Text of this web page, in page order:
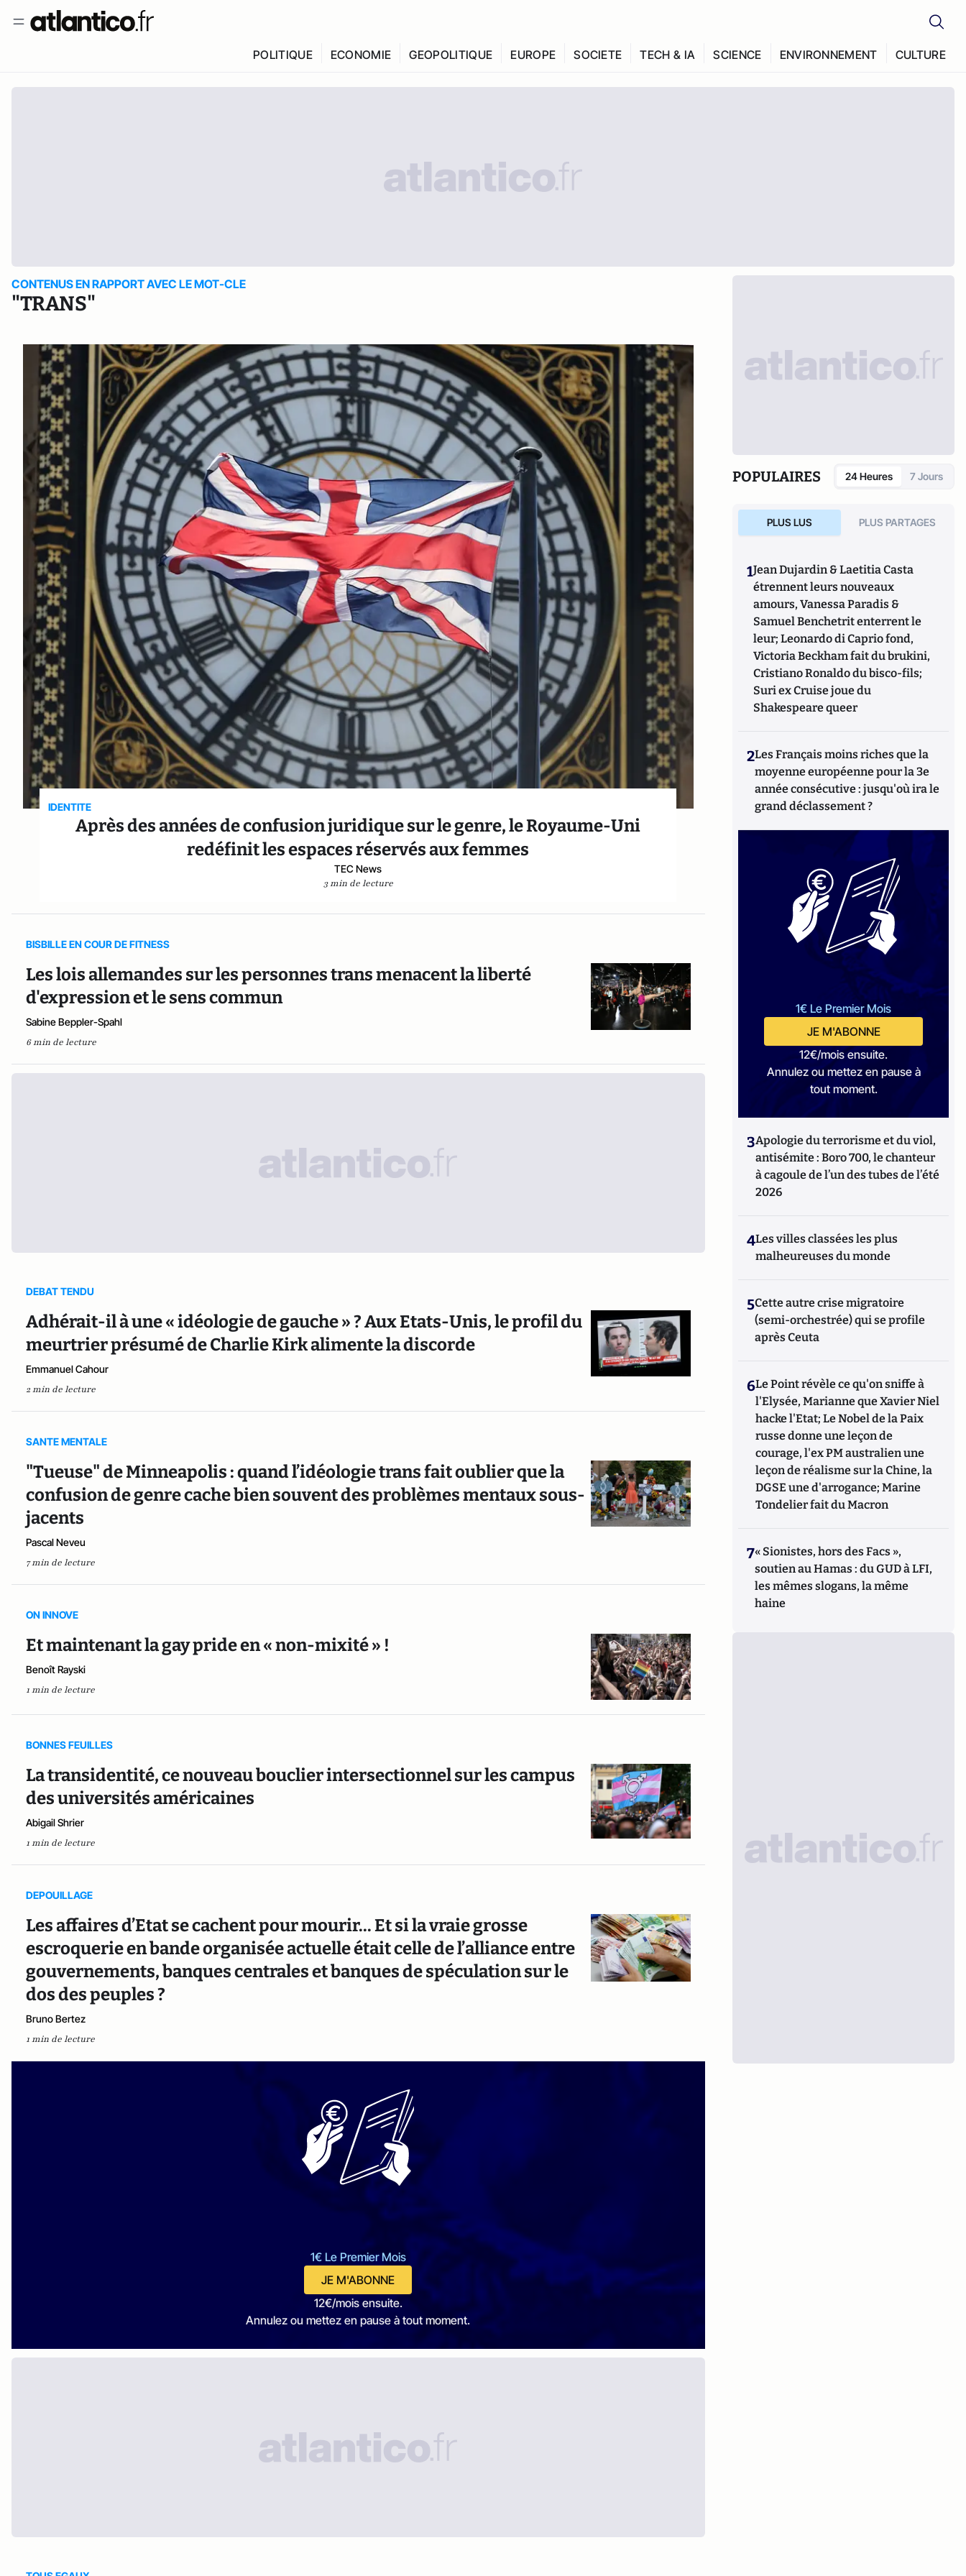
POLITIQUE ECONOMIE GEOPOLITIQUE EUROPE SOCIETE TECH & IA SCIENCE ENVIRONNEMENT CULTURE
CONTENUS EN RAPPORT AVEC LE MOT-CLE
"TRANS"
IDENTITE
Après des années de confusion juridique sur le genre, le Royaume-Uni
redéfinit les espaces réservés aux femmes
TEC News
3 min de lecture
BISBILLE EN COUR DE FITNESS
Les lois allemandes sur les personnes trans menacent la liberté
d'expression et le sens commun
Sabine Beppler-Spahl
6 min de lecture
DEBAT TENDU
Adhérait-il à une « idéologie de gauche » ? Aux Etats-Unis, le profil du
meurtrier présumé de Charlie Kirk alimente la discorde
Emmanuel Cahour
2 min de lecture
SANTE MENTALE
"Tueuse" de Minneapolis : quand l’idéologie trans fait oublier que la
confusion de genre cache bien souvent des problèmes mentaux sous-
jacents
Pascal Neveu
7 min de lecture
ON INNOVE
Et maintenant la gay pride en « non-mixité » !
Benoît Rayski
1 min de lecture
BONNES FEUILLES
La transidentité, ce nouveau bouclier intersectionnel sur les campus
des universités américaines
Abigail Shrier
1 min de lecture
DEPOUILLAGE
Les affaires d’Etat se cachent pour mourir... Et si la vraie grosse
escroquerie en bande organisée actuelle était celle de l’alliance entre
gouvernements, banques centrales et banques de spéculation sur le
dos des peuples ?
Bruno Bertez
1 min de lecture
1€ Le Premier Mois
JE M'ABONNE
12€/mois ensuite.
Annulez ou mettez en pause à tout moment.
POPULAIRES 24 Heures 7 Jours
PLUS LUS PLUS PARTAGES
1Jean Dujardin & Laetitia Casta
étrennent leurs nouveaux
amours, Vanessa Paradis &
Samuel Benchetrit enterrent le
leur; Leonardo di Caprio fond,
Victoria Beckham fait du brukini,
Cristiano Ronaldo du bisco-fils;
Suri ex Cruise joue du
Shakespeare queer
2Les Français moins riches que la
moyenne européenne pour la 3e
année consécutive : jusqu'où ira le
grand déclassement ?
1€ Le Premier Mois
JE M'ABONNE
12€/mois ensuite.
Annulez ou mettez en pause à
tout moment.
3Apologie du terrorisme et du viol,
antisémite : Boro 700, le chanteur
à cagoule de l’un des tubes de l’été
2026
4Les villes classées les plus
malheureuses du monde
5Cette autre crise migratoire
(semi-orchestrée) qui se profile
après Ceuta
6Le Point révèle ce qu'on sniffe à
l'Elysée, Marianne que Xavier Niel
hacke l'Etat; Le Nobel de la Paix
russe donne une leçon de
courage, l'ex PM australien une
leçon de réalisme sur la Chine, la
DGSE une d'arrogance; Marine
Tondelier fait du Macron
7« Sionistes, hors des Facs »,
soutien au Hamas : du GUD à LFI,
les mêmes slogans, la même
haine